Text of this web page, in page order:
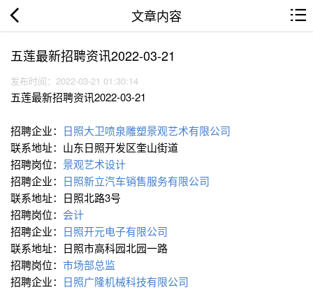
文章内容
五莲最新招聘资讯2022-03-21
发布时间：2022-03-21 01:30:14
五莲最新招聘资讯2022-03-21
招聘企业： 日照大卫喷泉雕塑景观艺术有限公司
联系地址：山东日照开发区奎山街道
招聘岗位： 景观艺术设计
招聘企业： 日照新立汽车销售服务有限公司
联系地址：日照北路3号
招聘岗位： 会计
招聘企业： 日照开元电子有限公司
联系地址：日照市高科园北园一路
招聘岗位： 市场部总监
招聘企业： 日照广隆机械科技有限公司